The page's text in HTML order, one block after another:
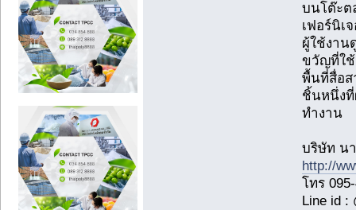
บนโต๊ะต
เฟอร์นิเ
ผู้ใช้งาน
ขวัญที่ใช้
พื้นที่สื่อส
ชิ้นหนึ่งที่
ทำงาน
บริษัท น
http://
โทร
Line id :